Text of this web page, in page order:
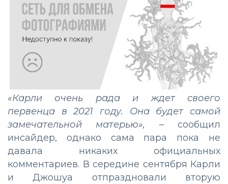
«Карли очень рада и ждет своего
первенца в 2021 году. Она будет самой
замечательной матерью»,
– сообщил
инсайдер, однако сама пара пока не
давала никаких официальных
комментариев. В середине сентября Карли
и Джошуа отпраздновали вторую